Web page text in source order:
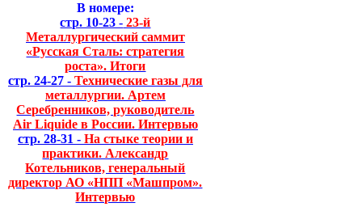
В номере:
стр. 10-23 - 23-й
Металлургический саммит
«Русская Сталь: стратегия
роста». Итоги
стр. 24-27 - Технические газы для
металлургии. Артем
Серебренников, руководитель
Air Liquide в России. Интервью
стр. 28-31 - На стыке теории и
практики. Александр
Котельников, генеральный
директор АО «НПП «Машпром».
Интервью